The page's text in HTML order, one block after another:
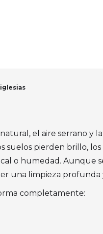
el aire serrano y
suelos pierden brillo,
o humedad. Aunque
una limpieza profunda
completamente: